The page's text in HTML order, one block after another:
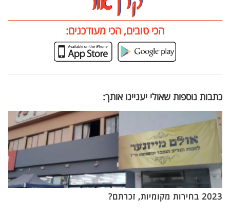
הכי טובים, הכי מעודכנים:
כתבות נוספות שאולי יעניינו אותך:
2023 בחירות מקומיות, זכרתם?